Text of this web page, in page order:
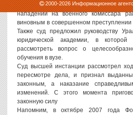
2000-2026Информационное
29 мая суд вынес приговор
нападении на военного комиссара
виновным в совершенном
Также суд предложил руководству
юридической академии, в которой
рассмотреть вопрос о
обучения в вузе.
Суд высшей инстанции рассмотрел
пересмотре дела, и признал
законным, а наказание
изменений. С этого момента
законную силу
Напомним, в октябре 2007 года